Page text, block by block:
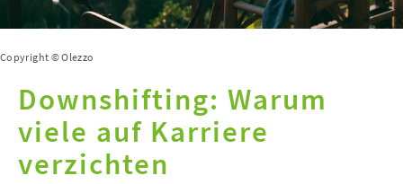
Copyright © Olezzo
Downshifting: Warum
viele auf Karriere
verzichten